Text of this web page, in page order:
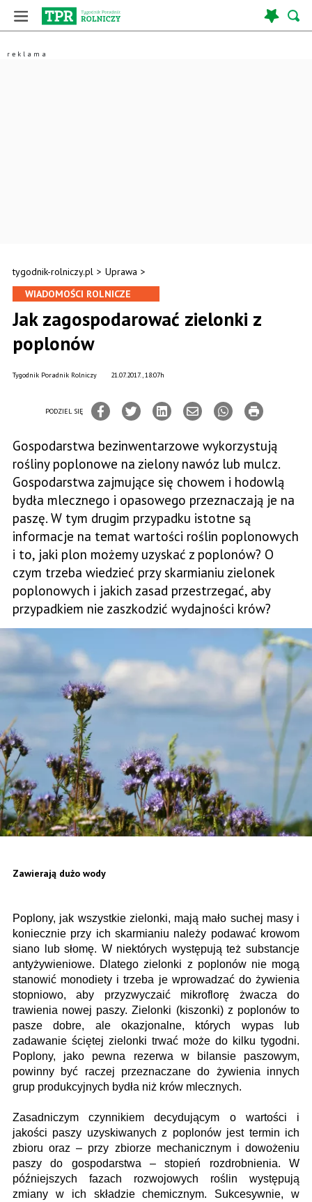
tygodnik-rolniczy.pl > Uprawa >
WIADOMOŚCI ROLNICZE
Jak zagospodarować zielonki z
poplonów
21.07.2017., 18:07h
Tygodnik Poradnik Rolniczy
PODZIEL SIĘ
Gospodarstwa bezinwentarzowe wykorzystują
rośliny poplonowe na zielony nawóz lub mulcz.
Gospodarstwa zajmujące się chowem i hodowlą
bydła mlecznego i opasowego przeznaczają je na
paszę. W tym drugim przypadku istotne są
informacje na temat wartości roślin poplonowych
i to, jaki plon możemy uzyskać z poplonów? O
czym trzeba wiedzieć przy skarmianiu zielonek
poplonowych i jakich zasad przestrzegać, aby
przypadkiem nie zaszkodzić wydajności krów?
Zawierają dużo wody
Poplony, jak wszystkie zielonki, mają mało suchej masy i
koniecznie przy ich skarmianiu należy podawać krowom
siano lub słomę. W niektórych występują też substancje
antyżywieniowe. Dlatego zielonki z poplonów nie mogą
stanowić monodiety i trzeba je wprowadzać do żywienia
stopniowo, aby przyzwyczaić mikroflorę żwacza do
trawienia nowej paszy. Zielonki (kiszonki) z poplonów to
pasze dobre, ale okazjonalne, których wypas lub
zadawanie ściętej zielonki trwać może do kilku tygodni.
Poplony, jako pewna rezerwa w bilansie paszowym,
powinny być raczej przeznaczane do żywienia innych
grup produkcyjnych bydła niż krów mlecznych.
Zasadniczym czynnikiem decydującym o wartości i
jakości paszy uzyskiwanych z poplonów jest termin ich
zbioru oraz – przy zbiorze mechanicznym i dowożeniu
paszy do gospodarstwa – stopień rozdrobnienia. W
późniejszych fazach rozwojowych roślin występują
zmiany w ich składzie chemicznym. Sukcesywnie, w